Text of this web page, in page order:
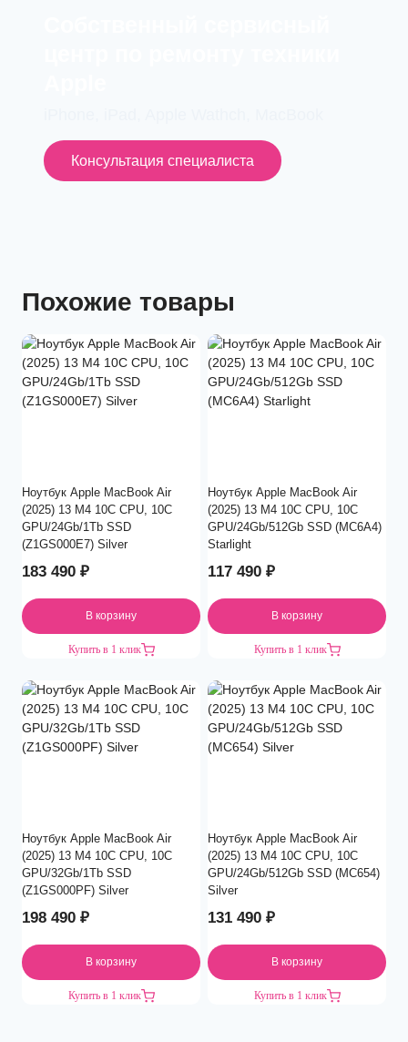
Консультация специалиста
Похожие товары
Ноутбук Apple MacBook Air
(2025) 13 M4 10C CPU, 10C
GPU/24Gb/1Tb SSD
(Z1GS000E7) Silver
183 490 ₽
В корзину
Купить в 1 клик
Ноутбук Apple MacBook Air
(2025) 13 M4 10C CPU, 10C
GPU/24Gb/512Gb SSD (MC6A4)
Starlight
117 490 ₽
В корзину
Купить в 1 клик
Ноутбук Apple MacBook Air
(2025) 13 M4 10C CPU, 10C
GPU/32Gb/1Tb SSD
(Z1GS000PF) Silver
198 490 ₽
В корзину
Купить в 1 клик
Ноутбук Apple MacBook Air
(2025) 13 M4 10C CPU, 10C
GPU/24Gb/512Gb SSD (MC654)
Silver
131 490 ₽
В корзину
Купить в 1 клик